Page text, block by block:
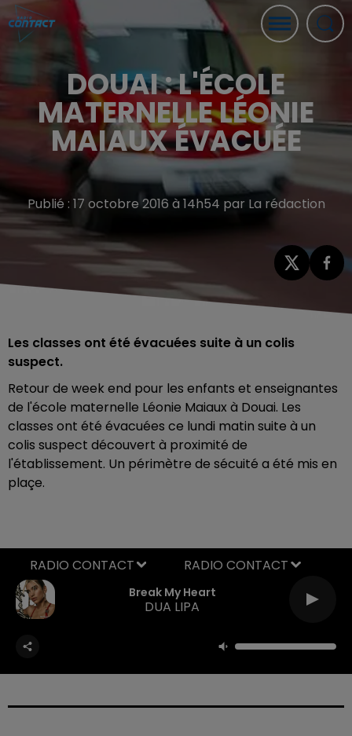
DOUAI : L'ÉCOLE
MATERNELLE LÉONIE
MAIAUX ÉVACUÉE
Publié : 17 octobre 2016 à 14h54 par La rédaction
Les classes ont été évacuées suite à un colis
suspect.
Retour de week end pour les enfants et enseignantes
de l'école maternelle Léonie Maiaux à Douai. Les
classes ont été évacuées ce lundi matin suite à un
colis suspect découvert à proximité de
l'établissement. Un périmètre de sécuité a été mis en
plaçe.
Break My Heart
DUA LIPA
RADIO CONTACT